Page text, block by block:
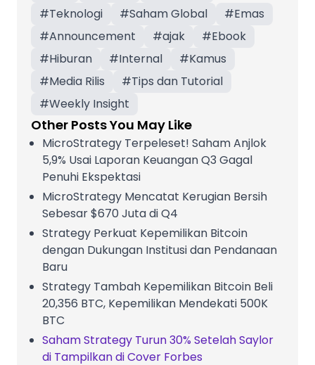
#Teknologi #Saham Global #Emas
#Announcement #ajak #Ebook
#Hiburan #Internal #Kamus
#Media Rilis #Tips dan Tutorial
#Weekly Insight
Other Posts You May Like
MicroStrategy Terpeleset! Saham Anjlok
5,9% Usai Laporan Keuangan Q3 Gagal
Penuhi Ekspektasi
MicroStrategy Mencatat Kerugian Bersih
Sebesar $670 Juta di Q4
Strategy Perkuat Kepemilikan Bitcoin
dengan Dukungan Institusi dan Pendanaan
Baru
Strategy Tambah Kepemilikan Bitcoin Beli
20,356 BTC, Kepemilikan Mendekati 500K
BTC
Saham Strategy Turun 30% Setelah Saylor
di Tampilkan di Cover Forbes